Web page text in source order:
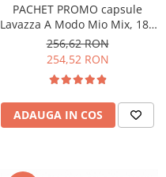
PACHET PROMO capsule
Lavazza A Modo Mio Mix, 180
buc
256,62 RON
254,52 RON
ADAUGA IN COS